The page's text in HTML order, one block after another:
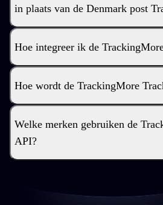
in plaats van de Denmark post
Hoe integreer ik de
Hoe wordt de TrackingMore
Welke merken gebruiken de
API?